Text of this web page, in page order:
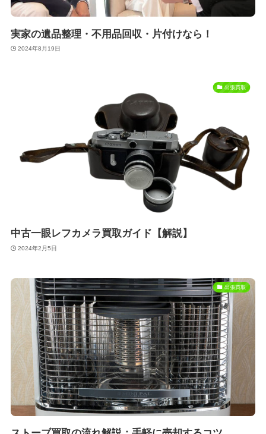
実家の遺品整理・不用品回収・片付けなら！
2024年8月19日
出張買取
中古一眼レフカメラ買取ガイド【解説】
2024年2月5日
出張買取